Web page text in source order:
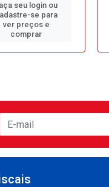
seu login ou
se para
ver preços e
comprar